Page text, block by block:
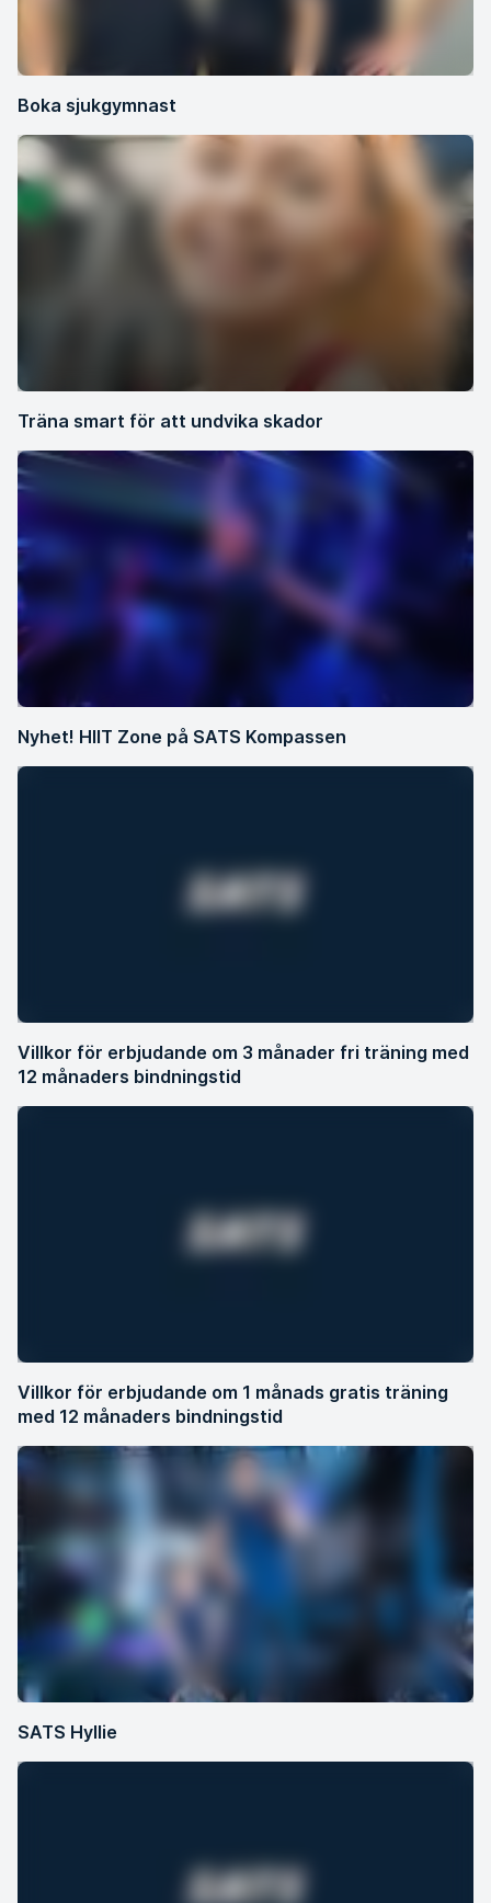
Boka sjukgymnast
Träna smart för att undvika skador
Nyhet! HIIT Zone på SATS Kompassen
Villkor för erbjudande om 3 månader fri träning med
12 månaders bindningstid
Villkor för erbjudande om 1 månads gratis träning
med 12 månaders bindningstid
SATS Hyllie